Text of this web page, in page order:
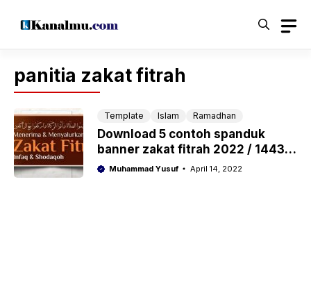
panitia zakat fitrah
Template Islam Ramadhan
Download 5 contoh spanduk
banner zakat fitrah 2022 / 1443 h
cdr dan psd photoshop
Muhammad Yusuf April 14, 2022